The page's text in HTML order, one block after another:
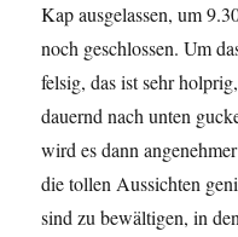
Kap ausgelassen, um
noch geschlossen. Um
felsig, das ist sehr
dauernd nach unten
wird es dann
die tollen Aussichten
sind zu bewältigen, in